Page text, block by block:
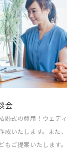
会
婚式の費用！ウェデ
成いたします。また
もご提案いたします。